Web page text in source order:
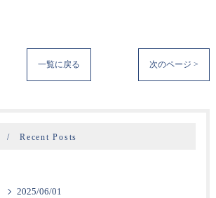
一覧に戻る 次のページ >
Recent Posts
2025/06/01